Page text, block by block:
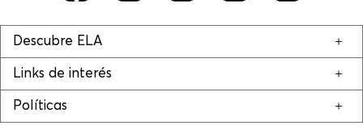
Descubre ELA
Links de interés
Políticas